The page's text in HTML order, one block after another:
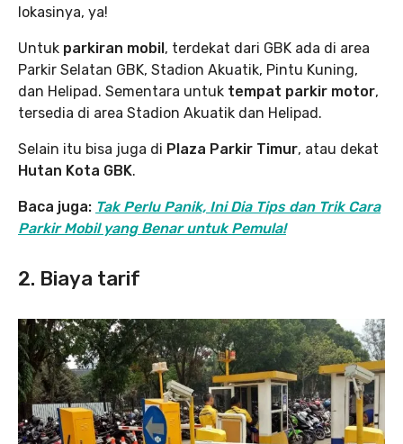
lokasinya, ya!
Untuk parkiran mobil, terdekat dari GBK ada di area
Parkir Selatan GBK, Stadion Akuatik, Pintu Kuning,
dan Helipad. Sementara untuk tempat parkir motor,
tersedia di area Stadion Akuatik dan Helipad.
Selain itu bisa juga di Plaza Parkir Timur, atau dekat
Hutan Kota GBK.
Baca juga: Tak Perlu Panik, Ini Dia Tips dan Trik Cara
Parkir Mobil yang Benar untuk Pemula!
2. Biaya tarif